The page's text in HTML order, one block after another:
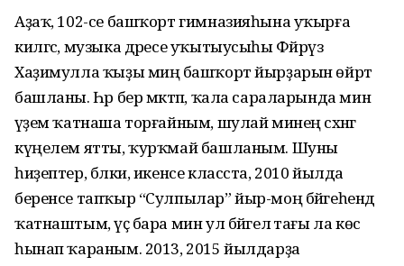
Аҙаҡ, 102-се башҡорт гимназияһына уҡырға
килгәс, музыка дәресе уҡытыусыһы Фәйрүзә
Хаҙимулла ҡыҙы миңә башҡорт йырҙарын өйрәтә
башланы. Һәр бер мәктәп, ҡала сараларында мин
әүҙем ҡатнаша торғайным, шулай минең сәхнәгә
күңелем ятты, ҡурҡмай башланым. Шуны
һиҙептер, бәлки, икенсе класста, 2010 йылда
беренсе тапҡыр “Сулпылар” йыр-моң бәйгеһендә
ҡатнаштым, үҫә бара мин ул бәйгелә тағы ла көс
һынап ҡараным. 2013, 2015 йылдарҙа